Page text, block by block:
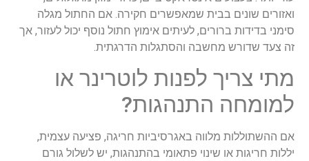
ואזורים שונים בבית שמאפשרים חקירה. אם החתול מגלה
סימני בדידות ברורים, לעיתים אימוץ חתול נוסף יכול לעזור, אך
זה צעד שדורש מחשבה והסתגלות הדרגתית.
מתי צריך לפנות לוטרינר או
למומחה התנהגות?
אם ההשתוללות מלווה באגרסיביות חריגה, פציעה עצמית,
יללות חריגות או שינוי פתאומי בהתנהגות, יש לשלול גורם